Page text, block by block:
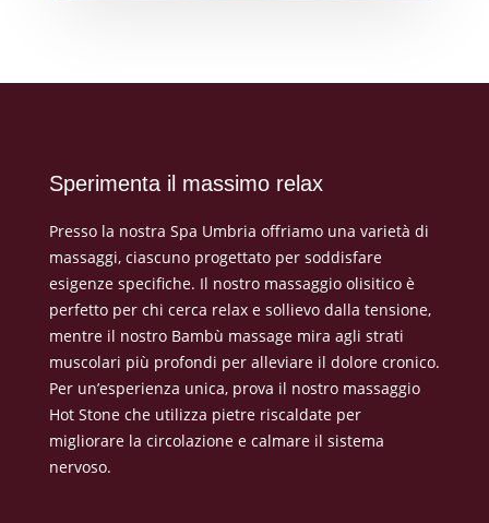
Sperimenta il massimo relax
Presso la nostra Spa Umbria offriamo una varietà di
massaggi, ciascuno progettato per soddisfare
esigenze specifiche. Il nostro massaggio olisitico è
perfetto per chi cerca relax e sollievo dalla tensione,
mentre il nostro Bambù massage mira agli strati
muscolari più profondi per alleviare il dolore cronico.
Per un’esperienza unica, prova il nostro massaggio
Hot Stone che utilizza pietre riscaldate per
migliorare la circolazione e calmare il sistema
nervoso.